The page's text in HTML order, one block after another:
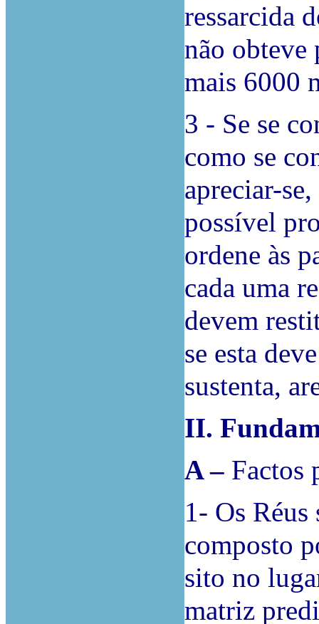
ressarcida
não obteve
mais 6000
3 - Se se
como se
apreciar-
possível
ordene às
cada uma
devem
se esta
sustenta,
II.
A – Factos
1- Os
composto
sito no
matriz